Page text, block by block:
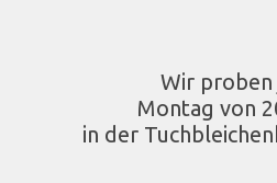
Wir proben
Montag von
in der